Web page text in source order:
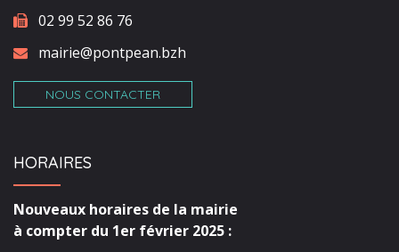
02 99 52 86 76
mairie@pontpean.bzh
NOUS CONTACTER
HORAIRES
Nouveaux horaires de la mairie
à compter du 1er février 2025 :